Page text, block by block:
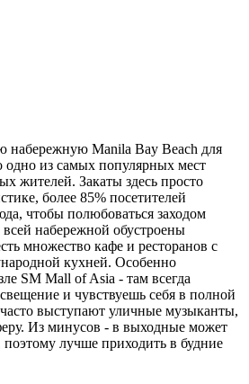
набережную Manila Bay Beach для
одно из самых популярных мест
жителей. Закаты здесь просто
более 85% посетителей
чтобы полюбоваться заходом
набережной обустроены
множество кафе и ресторанов с
кухней. Особенно
SM Mall of Asia - там всегда
и чувствуешь себя в полной
выступают уличные музыканты,
Из минусов - в выходные может
лучше приходить в будние